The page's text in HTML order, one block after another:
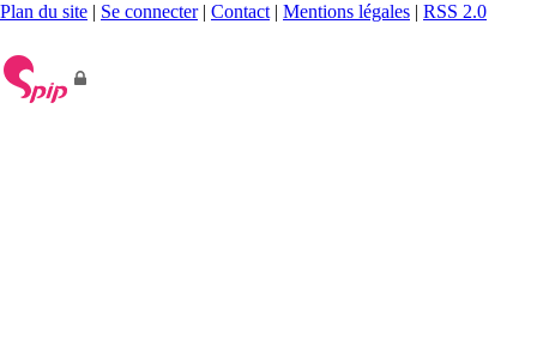
Plan du site | Se connecter| Contact | Mentions légales | RSS 2.0